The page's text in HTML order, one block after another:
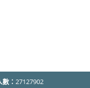
： 27127902